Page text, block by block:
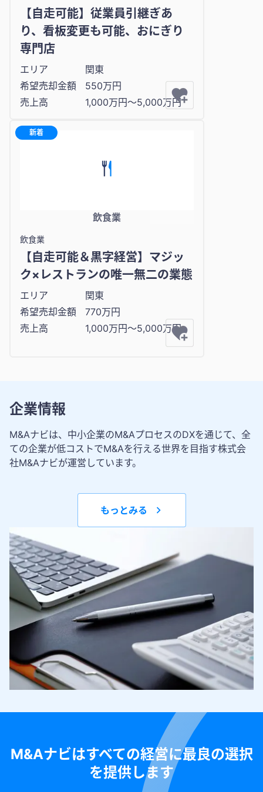
【自走可能】従業員引継ぎあ
り、看板変更も可能、おにぎり
専門店
エリア
関東
希望売却金額
550万円
売上高
1,000万円〜5,000万円
新着
飲食業
飲食業
【自走可能＆黒字経営】マジッ
ク×レストランの唯一無二の業態
エリア
関東
希望売却金額
770万円
売上高
1,000万円〜5,000万円
企業情報
M&Aナビは、中小企業のM&AプロセスのDXを通じて、全
ての企業が低コストでM&Aを行える世界を目指す株式会
社M&Aナビが運営しています。
もっとみる
M&Aナビはすべての経営に最良の選択
を提供します